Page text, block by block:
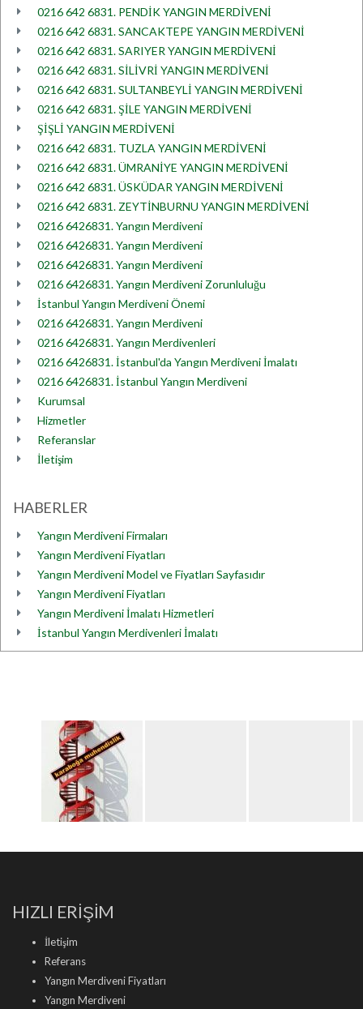
0216 642 6831. PENDİK YANGIN MERDİVENİ
0216 642 6831. SANCAKTEPE YANGIN MERDİVENİ
0216 642 6831. SARIYER YANGIN MERDİVENİ
0216 642 6831. SİLİVRİ YANGIN MERDİVENİ
0216 642 6831. SULTANBEYLİ YANGIN MERDİVENİ
0216 642 6831. ŞİLE YANGIN MERDİVENİ
ŞİŞLİ YANGIN MERDİVENİ
0216 642 6831. TUZLA YANGIN MERDİVENİ
0216 642 6831. ÜMRANİYE YANGIN MERDİVENİ
0216 642 6831. ÜSKÜDAR YANGIN MERDİVENİ
0216 642 6831. ZEYTİNBURNU YANGIN MERDİVENİ
0216 6426831. Yangın Merdiveni
0216 6426831. Yangın Merdiveni
0216 6426831. Yangın Merdiveni
0216 6426831. Yangın Merdiveni Zorunluluğu
İstanbul Yangın Merdiveni Önemi
0216 6426831. Yangın Merdiveni
0216 6426831. Yangın Merdivenleri
0216 6426831. İstanbul'da Yangın Merdiveni İmalatı
0216 6426831. İstanbul Yangın Merdiveni
Kurumsal
Hizmetler
Referanslar
İletişim
HABERLER
Yangın Merdiveni Firmaları
Yangın Merdiveni Fiyatları
Yangın Merdiveni Model ve Fiyatları Sayfasıdır
Yangın Merdiveni Fiyatları
Yangın Merdiveni İmalatı Hizmetleri
İstanbul Yangın Merdivenleri İmalatı
HIZLI ERİŞİM
İletişim
Referans
Yangın Merdiveni Fiyatları
Yangın Merdiveni